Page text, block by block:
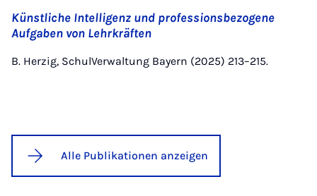
Künstliche Intelligenz und professionsbezogene
Aufgaben von Lehrkräften
B. Herzig, SchulVerwaltung Bayern (2025) 213–215.
Alle Publikationen anzeigen